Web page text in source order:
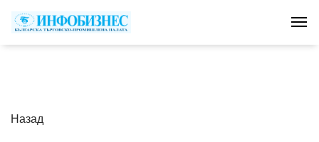
Назад